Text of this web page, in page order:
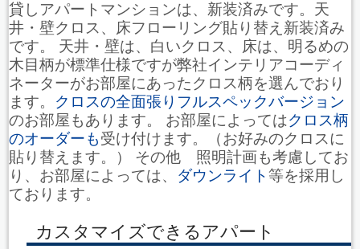
貸しアパートマンションは、新装済みです。天
井・壁クロス、床フローリング貼り替え新装済み
です。 天井・壁は、白いクロス、床は、明るめの
木目柄が標準仕様ですが弊社インテリアコーディ
ネーターがお部屋にあったクロス柄を選んでおり
ます。 クロスの全面張りフルスペックバージョン
のお部屋もあります。 お部屋によってはクロス柄
のオーダーも受け付けます。（お好みのクロスに
貼り替えます。） その他 照明計画も考慮してお
り、お部屋によっては、 ダウンライト等を採用し
ております。
カスタマイズできるアパート